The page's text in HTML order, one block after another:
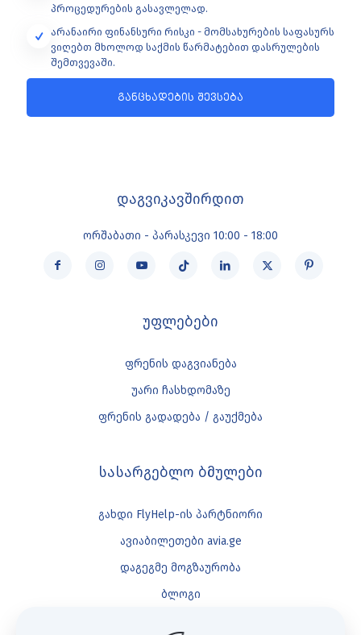
პროცედურების გასავლელად.
არანაირი ფინანსური რისკი - მომსახურების საფასურს
ვიღებთ მხოლოდ საქმის წარმატებით დასრულების
შემთვევაში.
განცხადების შევსება
დაგვიკავშირდით
ორშაბათი - პარასკევი 10:00 - 18:00
უფლებები
ფრენის დაგვიანება
უარი ჩასხდომაზე
ფრენის გადადება / გაუქმება
სასარგებლო ბმულები
გახდი FlyHelp-ის პარტნიორი
ავიაბილეთები avia.ge
დაგეგმე მოგზაურობა
ბლოგი